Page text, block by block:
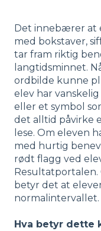
Det innebærer at
med bokstaver,
tar fram riktig
langtidsminnet.
ordbilde kunne
elev har
eller et symbol
det alltid påvirke
lese. Om eleven
med hurtig
rødt flagg ved
Resultatportalen.
betyr det at
normalintervallet.
Hva betyr dette